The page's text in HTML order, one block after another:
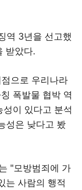
역 3년을 선고했
받았다.
으로 우리나라
폭발물 협박 역
이 있다고 분석
성은 낮다고 봤
"모방범죄에 가
는 사람의 행적